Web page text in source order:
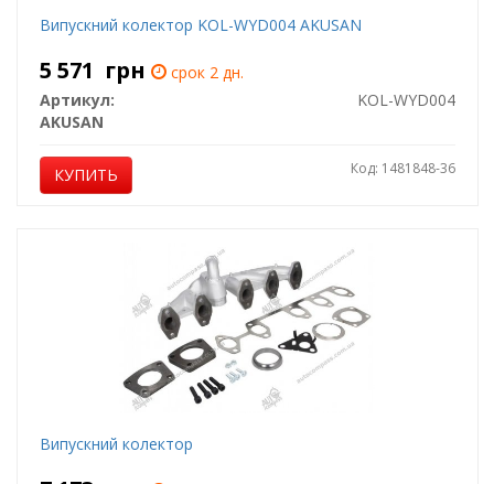
Випускний колектор KOL-WYD004 AKUSAN
5 571 грн
срок 2 дн.
Артикул:
KOL-WYD004
AKUSAN
КУПИТЬ Код: 1481848-36
Випускний колектор